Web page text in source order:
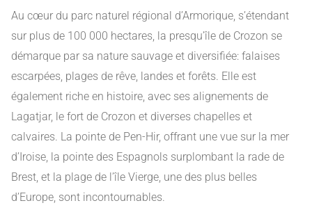
Au cœur du parc naturel régional d’Armorique, s’étendant
sur plus de 100 000 hectares, la presqu’île de Crozon se
démarque par sa nature sauvage et diversifiée: falaises
escarpées, plages de rêve, landes et forêts. Elle est
également riche en histoire, avec ses alignements de
Lagatjar, le fort de Crozon et diverses chapelles et
calvaires. La pointe de Pen-Hir, offrant une vue sur la mer
d’Iroise, la pointe des Espagnols surplombant la rade de
Brest, et la plage de l’île Vierge, une des plus belles
d’Europe, sont incontournables.